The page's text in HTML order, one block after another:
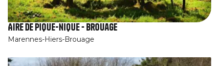
Aire de pique-nique - Brouage
Marennes-Hiers-Brouage